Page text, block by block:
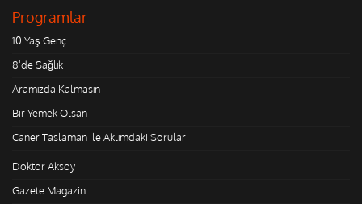
Programlar
10 Yaş Genç
8'de Sağlık
Aramızda Kalmasın
Bir Yemek Olsan
Caner Taslaman ile Aklımdaki Sorular
Doktor Aksoy
Gazete Magazin